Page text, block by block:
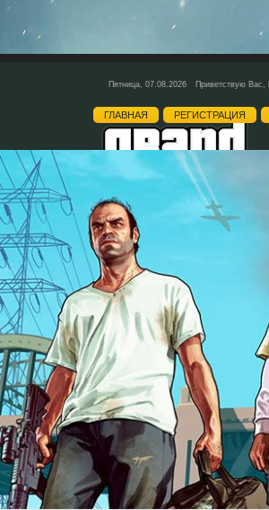
Пятница, 07.08.2026 Приветствую Вас,
ГЛАВНАЯ РЕГИСТРАЦИЯ